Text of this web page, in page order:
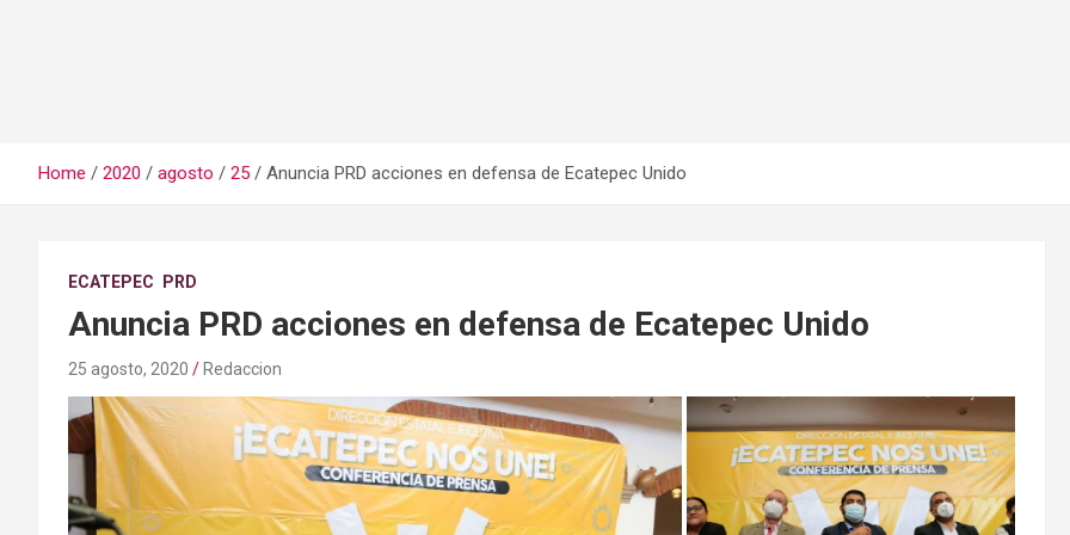
Home 2020 agosto 25 Anuncia PRD acciones en defensa de Ecatepec Unido
ECATEPEC PRD
Anuncia PRD acciones en defensa de Ecatepec Unido
25 agosto, 2020 Redaccion